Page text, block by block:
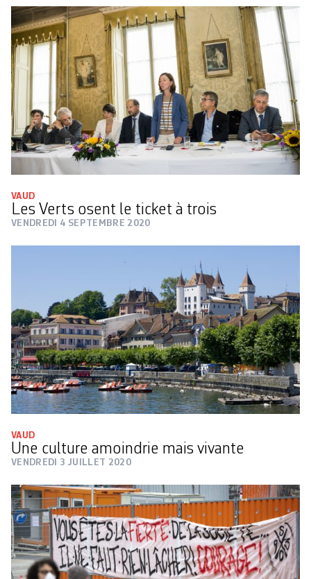
VAUD
Les Verts osent le ticket à trois
VENDREDI 4 SEPTEMBRE 2020
VAUD
Une culture amoindrie mais vivante
VENDREDI 3 JUILLET 2020